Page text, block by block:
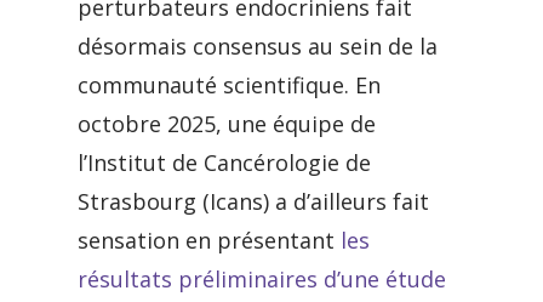
perturbateurs endocriniens fait
désormais consensus au sein de la
communauté scientifique. En
octobre 2025, une équipe de
l’Institut de Cancérologie de
Strasbourg (Icans) a d’ailleurs fait
sensation en présentant les
résultats préliminaires d’une étude